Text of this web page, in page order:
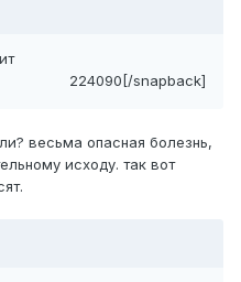
224090[/snapback]
весьма опасная болезнь,
исходу. так вот